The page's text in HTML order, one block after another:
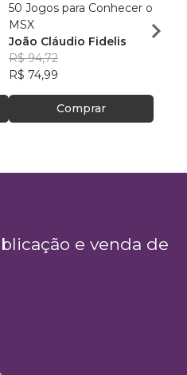
50 Jogos para Conhecer o
MSX
João Cláudio Fidelis
R$ 94,72
R$ 74,99
Comprar
L. M.
e venda de